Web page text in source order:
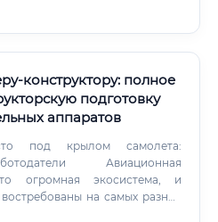
конструктору: полное
подготовку
аппаратов
под крылом самолета:
Авиационная
огромная экосистема, и
на самых разных